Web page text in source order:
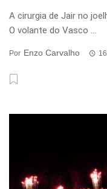
A cirurgia de Jair no
O volante do Vasco ...
Por Enzo Carvalho